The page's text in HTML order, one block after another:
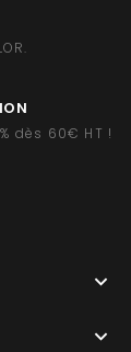
.
dès 60€ HT !

